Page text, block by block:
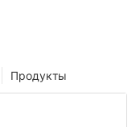
Продукты